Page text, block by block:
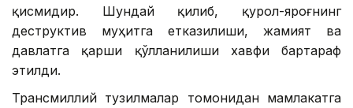
қисмидир. Шундай қилиб, қурол-яроғнинг
деструктив муҳитга етказилиши, жамият ва
давлатга қарши қўлланилиши хавфи бартараф
этилди.
Трансмиллий тузилмалар томонидан мамлакатга